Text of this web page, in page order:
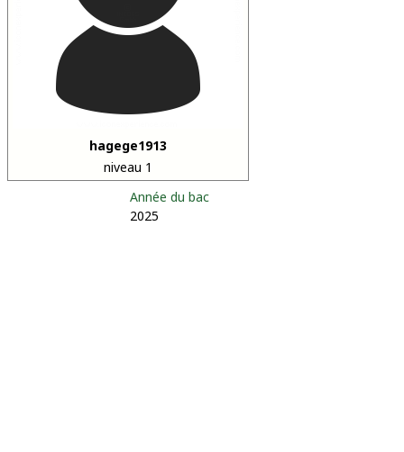
hagege1913
niveau 1
Année du bac
2025